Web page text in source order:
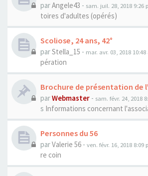
parAngele43 - sam. juil. 28, 2018 9:26
toires d'adultes (opérés)
Scoliose, 24 ans, 42°
parStella_15 - mar. avr. 03, 2018
pération
Brochure de présentation de
parWebmaster - sam. févr. 24, 2018
s Informations concernant
Personnes du 56
parValerie 56 - ven. févr. 16, 2018 8:09
re coin